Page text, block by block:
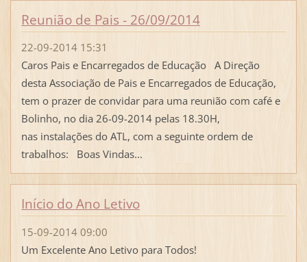
Reunião de Pais - 26/09/2014
22-09-2014 15:31
Caros Pais e Encarregados de Educação A Direção
desta Associação de Pais e Encarregados de Educação,
tem o prazer de convidar para uma reunião com café e
Bolinho, no dia 26-09-2014 pelas 18.30H,
nas instalações do ATL, com a seguinte ordem de
trabalhos: Boas Vindas...
Início do Ano Letivo
15-09-2014 09:00
Um Excelente Ano Letivo para Todos!